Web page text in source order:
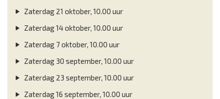
Zaterdag 21 oktober, 10.00 uur
Zaterdag 14 oktober, 10.00 uur
Zaterdag 7 oktober, 10.00 uur
Zaterdag 30 september, 10.00 uur
Zaterdag 23 september, 10.00 uur
Zaterdag 16 september, 10.00 uur